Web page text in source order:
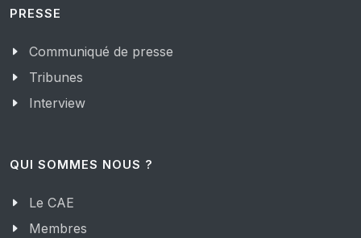
PRESSE
Communiqué de presse
Tribunes
Interview
QUI SOMMES NOUS ?
Le CAE
Membres